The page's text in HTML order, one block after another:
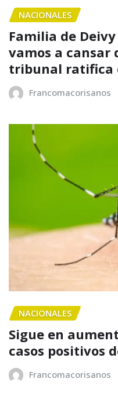
NACIONALES
Familia de
vamos a cansar
tribunal ratifica
Francomacorisanos
NACIONALES
Sigue en
casos positivos
Francomacorisanos